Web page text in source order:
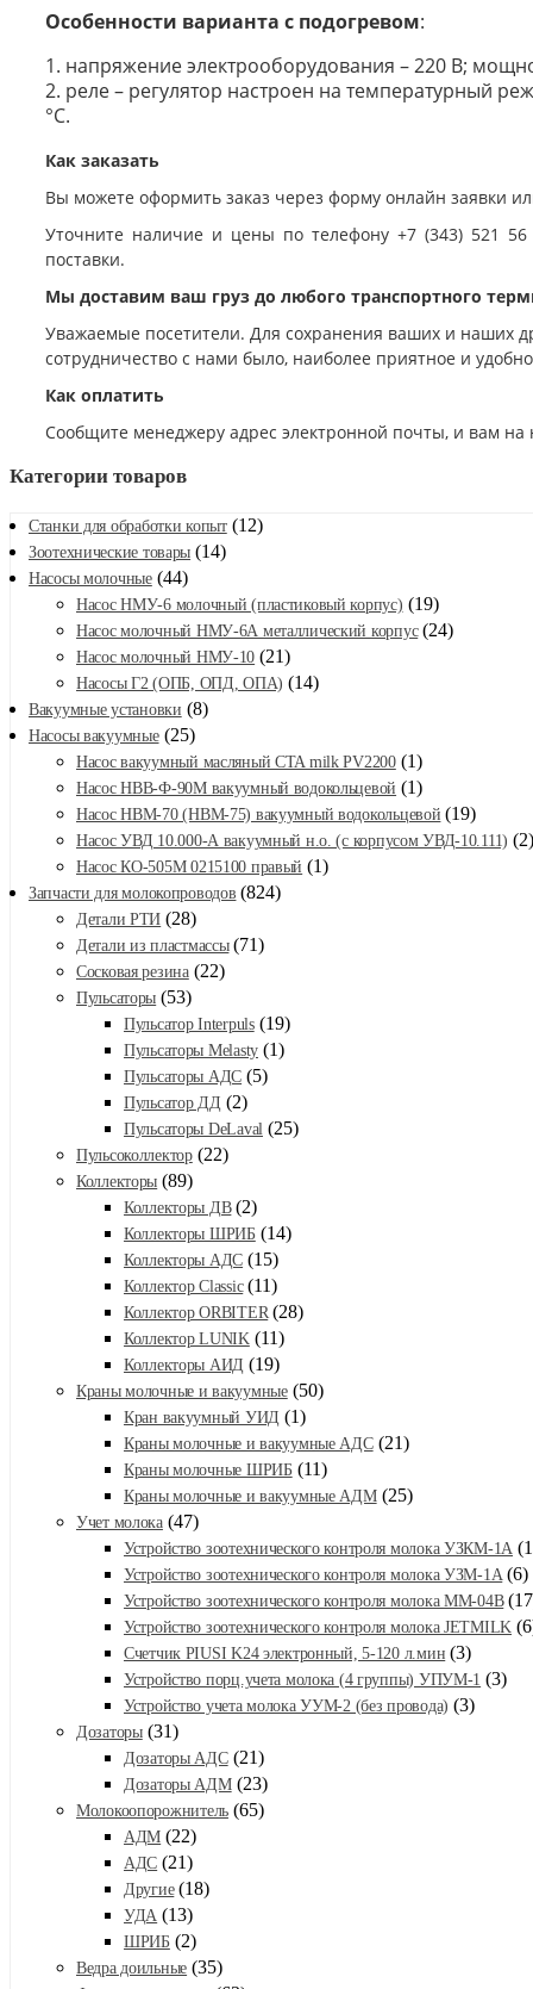
Особенности варианта с подогревом:
1. напряжение электрооборудования – 220 В;
2. реле – регулятор настроен на температурный
°С.
Как заказать
Вы можете оформить заказ через форму онлайн заявки
Уточните наличие и цены по телефону +7 (343) 521
поставки.
Мы доставим ваш груз до любого транспортного
Уважаемые посетители. Для сохранения ваших и наших
сотрудничество с нами было, наиболее приятное и
Как оплатить
Сообщите менеджеру адрес электронной почты, и вам
Категории товаров
Станки для обработки копыт (12)
Зоотехнические товары (14)
Насосы молочные (44)
Насос НМУ-6 молочный (пластиковый корпус) (19)
Насос молочный НМУ-6А металлический корпус (24)
Насос молочный НМУ-10 (21)
Насосы Г2 (ОПБ, ОПД, ОПА) (14)
Вакуумные установки (8)
Насосы вакуумные (25)
Насос вакуумный масляный CTA milk PV2200 (1)
Насос НВВ-Ф-90М вакуумный водокольцевой (1)
Насос НВМ-70 (НВМ-75) вакуумный водокольцевой (19)
Насос УВД 10.000-А вакуумный н.о. (с корпусом УВД-10.111) (2)
Насос КО-505М 0215100 правый (1)
Запчасти для молокопроводов (824)
Детали РТИ (28)
Детали из пластмассы (71)
Сосковая резина (22)
Пульсаторы (53)
Пульсатор Interpuls (19)
Пульсаторы Melasty (1)
Пульсаторы АДС (5)
Пульсатор ДД (2)
Пульсаторы DeLaval (25)
Пульсоколлектор (22)
Коллекторы (89)
Коллекторы ДВ (2)
Коллекторы ШРИБ (14)
Коллекторы АДС (15)
Коллектор Classic (11)
Коллектор ORBITER (28)
Коллектор LUNIK (11)
Коллекторы АИД (19)
Краны молочные и вакуумные (50)
Кран вакуумный УИД (1)
Краны молочные и вакуумные АДС (21)
Краны молочные ШРИБ (11)
Краны молочные и вакуумные АДМ (25)
Учет молока (47)
Устройство зоотехнического контроля молока УЗКМ-1А
Устройство зоотехнического контроля молока УЗМ-1А (6)
Устройство зоотехнического контроля молока ММ-04В
Устройство зоотехнического контроля молока JETMILK
Счетчик PIUSI K24 электронный, 5-120 л.мин (3)
Устройство порц.учета молока (4 группы) УПУМ-1 (3)
Устройство учета молока УУМ-2 (без провода) (3)
Дозаторы (31)
Дозаторы АДС (21)
Дозаторы АДМ (23)
Молокоопорожнитель (65)
АДМ (22)
АДС (21)
Другие (18)
УДА (13)
ШРИБ (2)
Ведра доильные (35)